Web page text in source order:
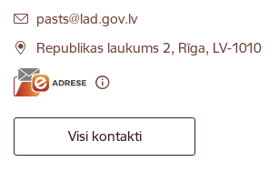
E-pasts:
pasts@lad.gov.lv
Republikas laukums 2, Rīga, LV-1010
Visi kontakti